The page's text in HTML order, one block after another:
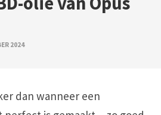
2024
dan wanneer een